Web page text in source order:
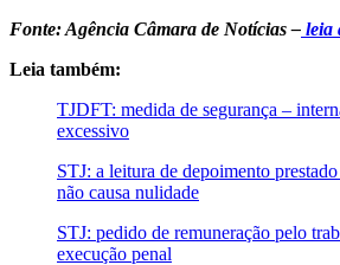
Fonte: Agência Câmara de Notícias – leia
Leia também:
TJDFT: medida de segurança –
excessivo
STJ: a leitura de depoimento
não causa nulidade
STJ: pedido de remuneração pelo
execução penal